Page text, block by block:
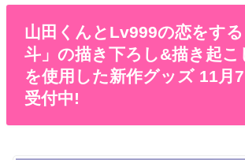
山田くんとLv999の恋をす
斗」の描き下ろし&描き起こ
を使用した新作グッズ 11月
受付中!